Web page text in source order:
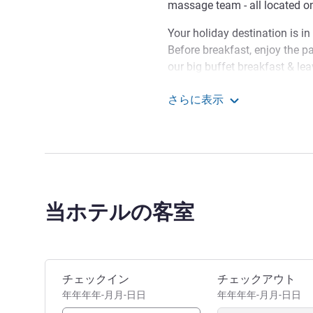
massage team - all located
Your holiday destination is
Before breakfast, enjoy the
our big buffet breakfast &
conditions. Families can
Welcome to the Mercure
during your stay. We are the
quickly.
Katja Guenther ホテル経営
さらに表示
当ホテルの客室
このホテルを予約
チェックイン
年年年年-月月-日日
チェックアウト
年年年年-月月-日日